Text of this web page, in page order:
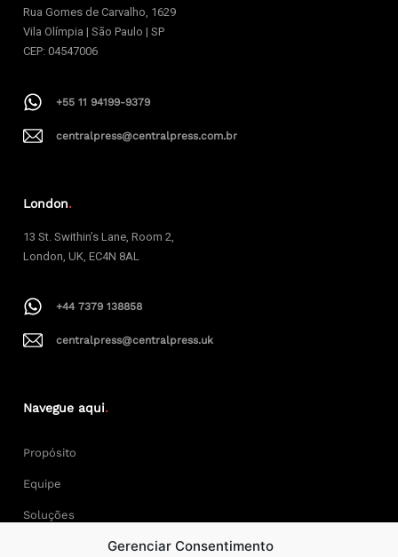
Gerenciar Consentimento
Rua Gomes de Carvalho, 1629
Vila Olímpia | São Paulo | SP
CEP: 04547006
+55 11 94199-9379
centralpress@centralpress.com.br
London.
13 St. Swithin’s Lane, Room 2,
London, UK, EC4N 8AL
+44 7379 138858
centralpress@centralpress.uk
Navegue aqui.
Propósito
Equipe
Soluções